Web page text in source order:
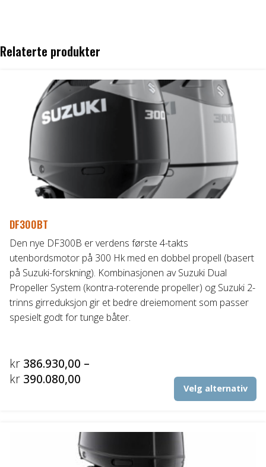
Relaterte produkter
DF300BT
Den nye DF300B er verdens første 4-takts
utenbordsmotor på 300 Hk med en dobbel propell (basert
på Suzuki-forskning). Kombinasjonen av Suzuki Dual
Propeller System (kontra-roterende propeller) og Suzuki 2-
trinns girreduksjon gir et bedre dreiemoment som passer
spesielt godt for tunge båter.
kr 386.930,00 –
kr 390.080,00Prisområde:
Velg alternativ